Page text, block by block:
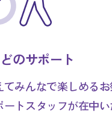
のサポート
みんなで楽しめる
トスタッフが在中い